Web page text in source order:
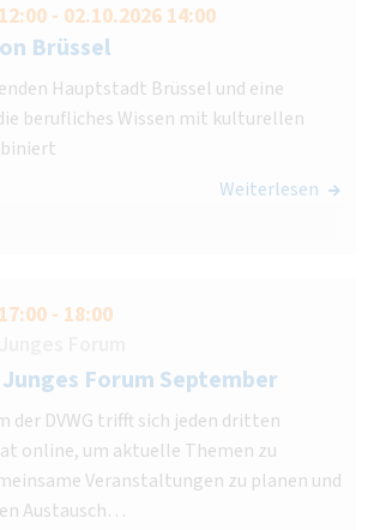
- 02.10.2026 14:00
Brüssel
Hauptstadt Brüssel und eine
berufliches Wissen mit kulturellen
Weiterlesen
- 18:00
Forum September
der DVWG trifft sich jeden dritten
online, um aktuelle Themen zu
Veranstaltungen zu planen und
Austausch…